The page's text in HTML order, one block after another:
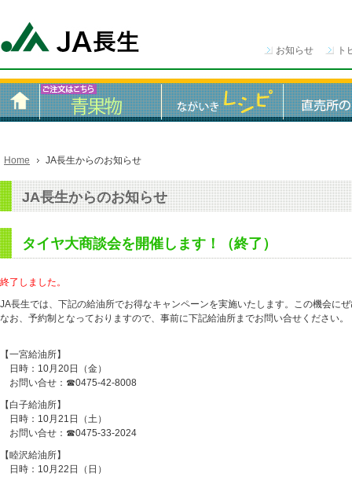
お知らせ ト
Home JA長生からのお知らせ
JA長生からのお知らせ
タイヤ大商談会を開催します！（終了）
終了しました。
JA長生では、下記の給油所でお得なキャンペーンを実施いたします。この機会に
なお、予約制となっておりますので、事前に下記給油所までお問い合せください。
【一宮給油所】
日時：10月20日（金）
お問い合せ：☎0475-42-8008
【白子給油所】
日時：10月21日（土）
お問い合せ：☎0475-33-2024
【睦沢給油所】
日時：10月22日（日）